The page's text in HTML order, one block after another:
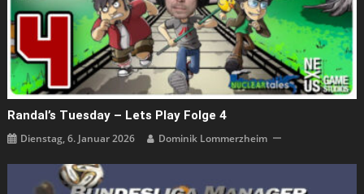
Randal’s Tuesday – Lets Play Folge 4
Dienstag, 6. Januar 2026 Dominik Lommerzheim